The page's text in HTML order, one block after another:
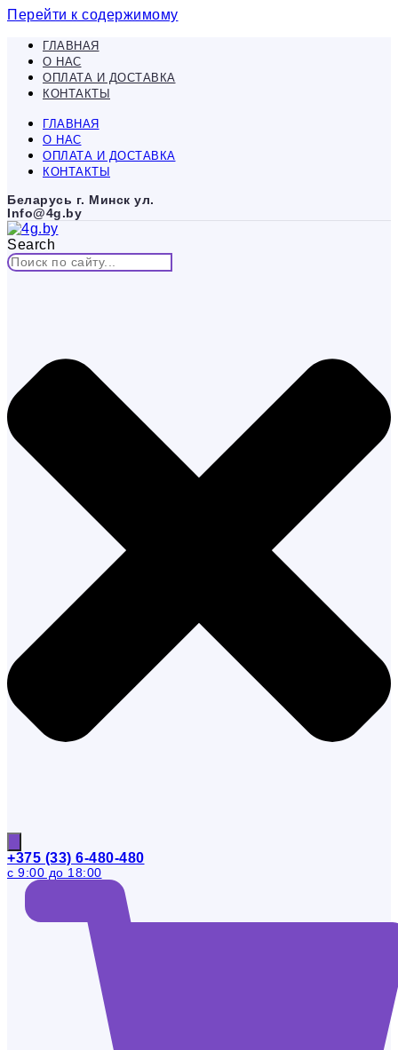
Перейти к содержимому
ГЛАВНАЯ
О НАС
ОПЛАТА И ДОСТАВКА
КОНТАКТЫ
ГЛАВНАЯ
О НАС
ОПЛАТА И ДОСТАВКА
КОНТАКТЫ
Беларусь г. Минск ул.
Info@4g.by
Search
+375 (33) 6-480-480
с 9:00 до 18:00